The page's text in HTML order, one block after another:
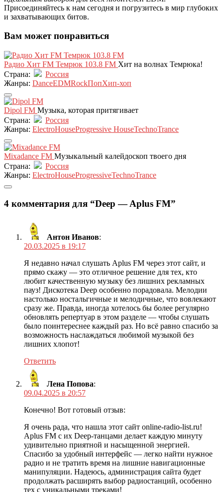
Присоединяйтесь к нам сегодня и погрузитесь в мир глубоких
и захватывающих битов.
Вам может понравиться
Радио Хит FM Темрюк 103.8 FM Хит на волнах Темрюка!
Страна:
Россия
Жанры: DanceEDMRockПопХип-хоп
Dipol FM Музыка, которая притягивает
Страна:
Россия
Жанры: ElectroHouseProgressive HouseTechnoTrance
Mixadance FM Музыкальный калейдоскоп твоего дня
Страна:
Россия
Жанры: ElectroHouseProgressiveTechnoTrance
4 комментария для “Deep — Aplus FM”
Антон Иванов:
20.03.2025 в 19:17
Я недавно начал слушать Aplus FM через этот сайт, и
прямо скажу — это отличное решение для тех, кто
любит качественную музыку без лишних рекламных
пауз! Дискотека Deep особенно порадовала. Мелодии
настолько ностальгичные и мелодичные, что вовлекают
сразу же. Правда, иногда хотелось бы более регулярно
обновлять репертуар в этом разделе — чтобы слушать
было поинтереснее каждый раз. Но всё равно спасибо за
возможность наслаждаться любимой музыкой без
лишних хлопот!
Ответить
Лена Попова:
09.04.2025 в 20:57
Конечно! Вот готовый отзыв:
Я очень рада, что нашла этот сайт online-radio-list.ru!
Aplus FM с их Deep-танцами делает каждую минуту
удивительно приятной и насыщенной энергией.
Спасибо за удобный интерфейс — легко найти нужное
радио и не тратить время на лишние навигационные
манипуляции. Надеюсь, администрация сайта будет
продолжать расширять выбор радиостанций, особенно
тех с уникальными треками!